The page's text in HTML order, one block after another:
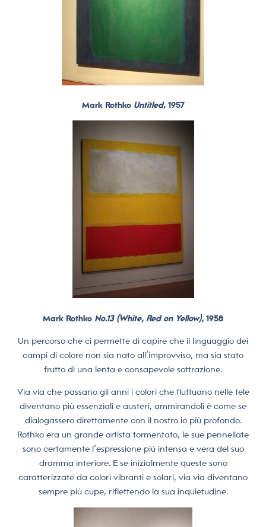
Mark Rothko Untitled, 1957
Mark Rothko No.13 (White, Red on Yellow), 1958
Un percorso che ci permette di capire che il linguaggio dei
campi di colore non sia nato all’improvviso, ma sia stato
frutto di una lenta e consapevole sottrazione.
Via via che passano gli anni i colori che fluttuano nelle tele
diventano più essenziali e austeri, ammirandoli è come se
dialogassero direttamente con il nostro io più profondo.
Rothko era un grande artista tormentato, le sue pennellate
sono certamente l’espressione più intensa e vera del suo
dramma interiore. E se inizialmente queste sono
caratterizzate da colori vibranti e solari, via via diventano
sempre più cupe, riflettendo la sua inquietudine.